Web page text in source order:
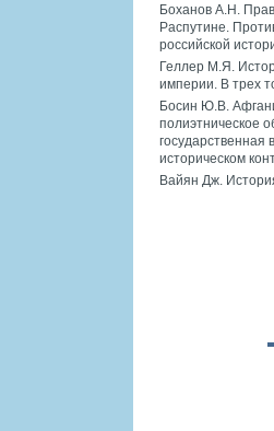
Боханов А.Н.
Распутине.
российской
Геллер М.Я.
империи. В трех
Босин Ю.В.
полиэтническое
государственная
историческом
Вайян Дж.